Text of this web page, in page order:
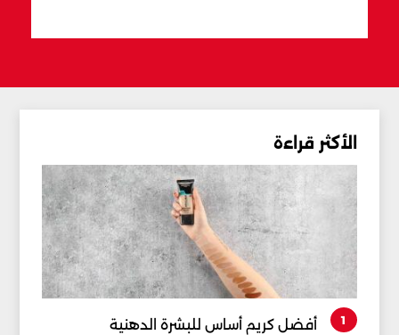
الأكثر قراءة
1 أفضل كريم أساس للبشرة الدهنية